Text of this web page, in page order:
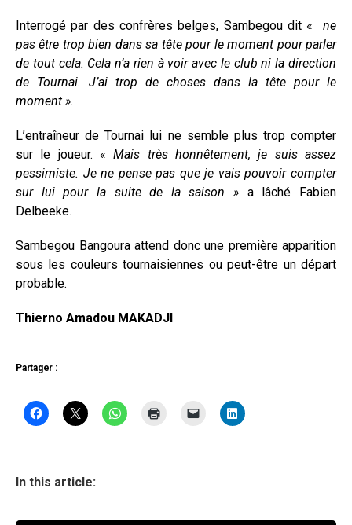
Interrogé par des confrères belges, Sambegou dit « ne
pas être trop bien dans sa tête pour le moment pour parler
de tout cela. Cela n’a rien à voir avec le club ni la direction
de Tournai. J’ai trop de choses dans la tête pour le
moment ».
L’entraîneur de Tournai lui ne semble plus trop compter
sur le joueur. «Mais très honnêtement, je suis assez
pessimiste. Je ne pense pas que je vais pouvoir compter
sur lui pour la suite de la saison » a lâché Fabien
Delbeeke.
Sambegou Bangoura attend donc une première apparition
sous les couleurs tournaisiennes ou peut-être un départ
probable.
Thierno Amadou MAKADJI
Partager :
In this article: